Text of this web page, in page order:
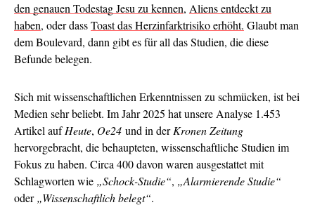
den genauen Todestag Jesu zu kennen, Aliens entdeckt zu
haben, oder dassToast das Herzinfarktrisiko erhöht. Glaubt man
dem Boulevard, dann gibt es für all das Studien, die diese
Befunde belegen.
Sich mit wissenschaftlichen Erkenntnissen zu schmücken, ist bei
Medien sehr beliebt. Im Jahr 2025 hat unsere Analyse 1.453
Artikel aufHeute, Oe24 und in derKronen Zeitung
hervorgebracht, die behaupteten, wissenschaftliche Studien im
Fokus zu haben. Circa 400 davon waren ausgestattet mit
Schlagworten wie „Schock-Studie“, „Alarmierende Studie“
oder„Wissenschaftlich belegt“.